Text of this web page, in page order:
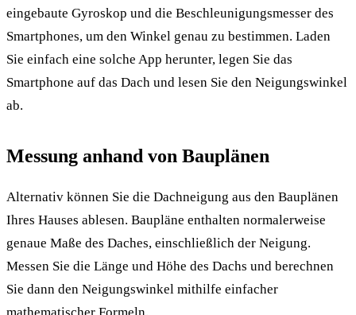
eingebaute Gyroskop und die Beschleunigungsmesser des
Smartphones, um den Winkel genau zu bestimmen. Laden
Sie einfach eine solche App herunter, legen Sie das
Smartphone auf das Dach und lesen Sie den Neigungswinkel
ab.
Messung anhand von Bauplänen
Alternativ können Sie die Dachneigung aus den Bauplänen
Ihres Hauses ablesen. Baupläne enthalten normalerweise
genaue Maße des Daches, einschließlich der Neigung.
Messen Sie die Länge und Höhe des Dachs und berechnen
Sie dann den Neigungswinkel mithilfe einfacher